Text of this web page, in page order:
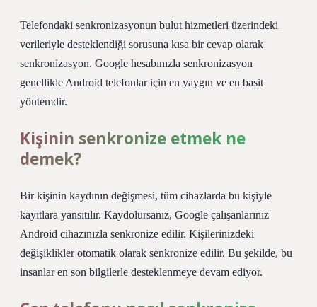
Telefondaki senkronizasyonun bulut hizmetleri üzerindeki
verileriyle desteklendiği sorusuna kısa bir cevap olarak
senkronizasyon. Google hesabınızla senkronizasyon
genellikle Android telefonlar için en yaygın ve en basit
yöntemdir.
Kişinin senkronize etmek ne
demek?
Bir kişinin kaydının değişmesi, tüm cihazlarda bu kişiyle
kayıtlara yansıtılır. Kaydolursanız, Google çalışanlarınız
Android cihazınızla senkronize edilir. Kişilerinizdeki
değişiklikler otomatik olarak senkronize edilir. Bu şekilde, bu
insanlar en son bilgilerle desteklenmeye devam ediyor.